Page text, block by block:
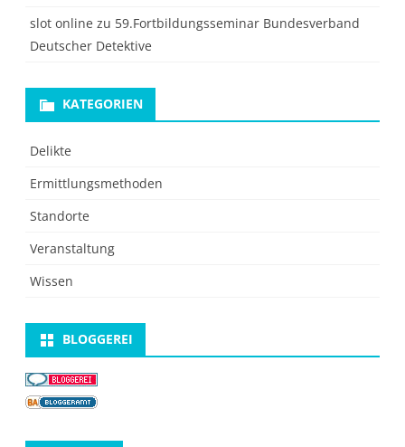
slot online zu 59.Fortbildungsseminar Bundesverband
Deutscher Detektive
KATEGORIEN
Delikte
Ermittlungsmethoden
Standorte
Veranstaltung
Wissen
BLOGGEREI